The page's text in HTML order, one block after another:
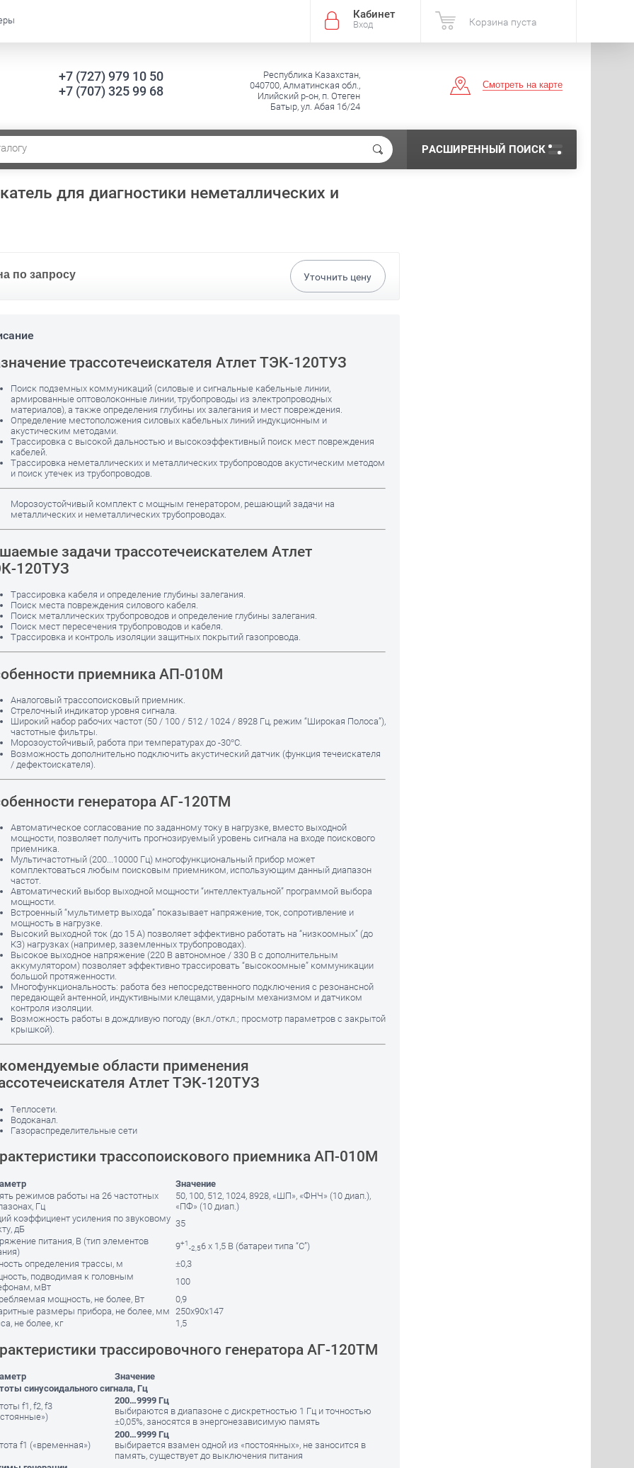
Кабинет
Вход Корзина пуста
+7 (727) 979 10 50
+7 (707) 325 99 68
Республика Казахстан,
040700, Алматинская обл.,
Илийский р-он, п. Отеген
Батыр, ул. Абая 1б/24
Смотреть на карте
РАСШИРЕННЫЙ ПОИСК
для диагностики неметаллических и
по запросу Уточнить цену
трассотечеискателя Атлет ТЭК-120ТУЗ
Поиск подземных коммуникаций (силовые и сигнальные кабельные линии,
армированные оптоволоконные линии, трубопроводы из электропроводных
материалов), а также определения глубины их залегания и мест повреждения.
Определение местоположения силовых кабельных линий индукционным и
акустическим методами.
Трассировка с высокой дальностью и высокоэффективный поиск мест повреждения
кабелей.
Трассировка неметаллических и металлических трубопроводов акустическим методом
и поиск утечек из трубопроводов.
Морозоустойчивый комплект с мощным генератором, решающий задачи на
металлических и неметаллических трубопроводах.
задачи трассотечеискателем Атлет
120ТУЗ
Трассировка кабеля и определение глубины залегания.
Поиск места повреждения силового кабеля.
Поиск металлических трубопроводов и определение глубины залегания.
Поиск мест пересечения трубопроводов и кабеля.
Трассировка и контроль изоляции защитных покрытий газопровода.
приемника АП-010М
Аналоговый трассопоисковый приемник.
Стрелочный индикатор уровня сигнала.
Широкий набор рабочих частот (50 / 100 / 512 / 1024 / 8928 Гц, режим “Широкая Полоса”),
частотные фильтры.
Морозоустойчивый, работа при температурах до -30°С.
Возможность дополнительно подключить акустический датчик (функция течеискателя
/ дефектоискателя).
генератора АГ-120ТМ
Автоматическое согласование по заданному току в нагрузке, вместо выходной
мощности, позволяет получить прогнозируемый уровень сигнала на входе поискового
приемника.
Мультичастотный (200...10000 Гц) многофункциональный прибор может
комплектоваться любым поисковым приемником, использующим данный диапазон
частот.
Автоматический выбор выходной мощности “интеллектуальной” программой выбора
мощности.
Встроенный “мультиметр выхода” показывает напряжение, ток, сопротивление и
мощность в нагрузке.
Высокий выходной ток (до 15 А) позволяет эффективно работать на “низкоомных” (до
КЗ) нагрузках (например, заземленных трубопроводах).
Высокое выходное напряжение (220 В автономное / 330 В с дополнительным
аккумулятором) позволяет эффективно трассировать “высокоомные” коммуникации
большой протяженности.
Многофункциональность: работа без непосредственного подключения с резонансной
передающей антенной, индуктивными клещами, ударным механизмом и датчиком
контроля изоляции.
Возможность работы в дождливую погоду (вкл./откл.; просмотр параметров с закрытой
крышкой).
области применения
Атлет ТЭК-120ТУЗ
Теплосети.
Водоканал.
Газораспределительные сети
трассопоискового приемника АП-010М
Значение
режимов работы на 26 частотных
Гц
50, 100, 512, 1024, 8928, «ШП», «ФНЧ» (10 диап.),
«ПФ» (10 диап.)
коэффициент усиления по звуковому
дБ
35
питания, В (тип элементов
9+1
-2,56 х 1,5 В (батареи типа “С”)
определения трассы, м
±0,3
подводимая к головным
мВт
100
мощность, не более, Вт
0,9
размеры прибора, не более, мм 250х90х147
не более, кг
1,5
трассировочного генератора АГ-120ТМ
Значение
синусоидального сигнала, Гц
f1, f2, f3
200…9999 Гц
выбираются в диапазоне с дискретностью 1 Гц и точностью
±0,05%, заносятся в энергонезависимую память
f1 («временная»)
200…9999 Гц
выбирается взамен одной из «постоянных», не заносится в
память, существует до выключения питания